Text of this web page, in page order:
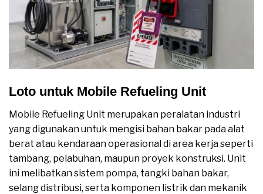
Loto untuk Mobile Refueling Unit
Mobile Refueling Unit merupakan peralatan industri
yang digunakan untuk mengisi bahan bakar pada alat
berat atau kendaraan operasional di area kerja seperti
tambang, pelabuhan, maupun proyek konstruksi. Unit
ini melibatkan sistem pompa, tangki bahan bakar,
selang distribusi, serta komponen listrik dan mekanik